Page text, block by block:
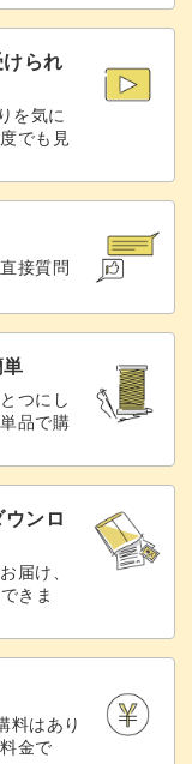
ラーバリエーショ
ュアにもおすすめ
プリズムオーロラ
スターしてくださ
られ
を気に
でも見
接質問
つにし
品で購
ンロ
届け、
きま
料はあり
金で